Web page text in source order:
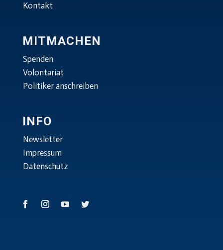
Kontakt
MITMACHEN
Spenden
Volontariat
Politiker anschreiben
INFO
Newsletter
Impressum
Datenschutz